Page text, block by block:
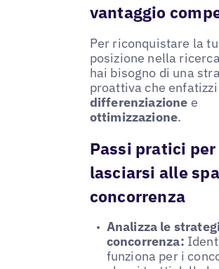
vantaggio
Per riconquistare la
posizione nella
hai bisogno di una
proattiva che
differenziazione e
ottimizzazione.
Passi pratici per
lasciarsi alle
concorrenza
Analizza le
concorrenza:
funziona per i